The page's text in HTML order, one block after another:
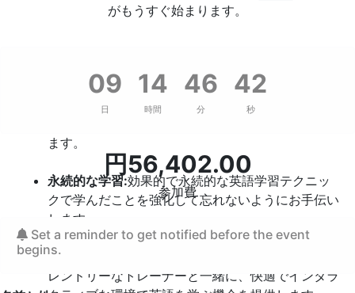
実践重視:実生活で使える英語のスピーキングスキ
ます。
永続的な学習:効果的で永続的な英語学習テクニッ
クで学んだことを強化して忘れないようにお手伝い
します。
楽しくインタラクティブなレッスン:
レンドリーなトレーナーと一緒に、快適でインタラ
がもうすぐ始まります。
09
日
14
時間
46
分
41
秒
円56,402.00
参加費
Set a reminder to get notified before the event
begins.